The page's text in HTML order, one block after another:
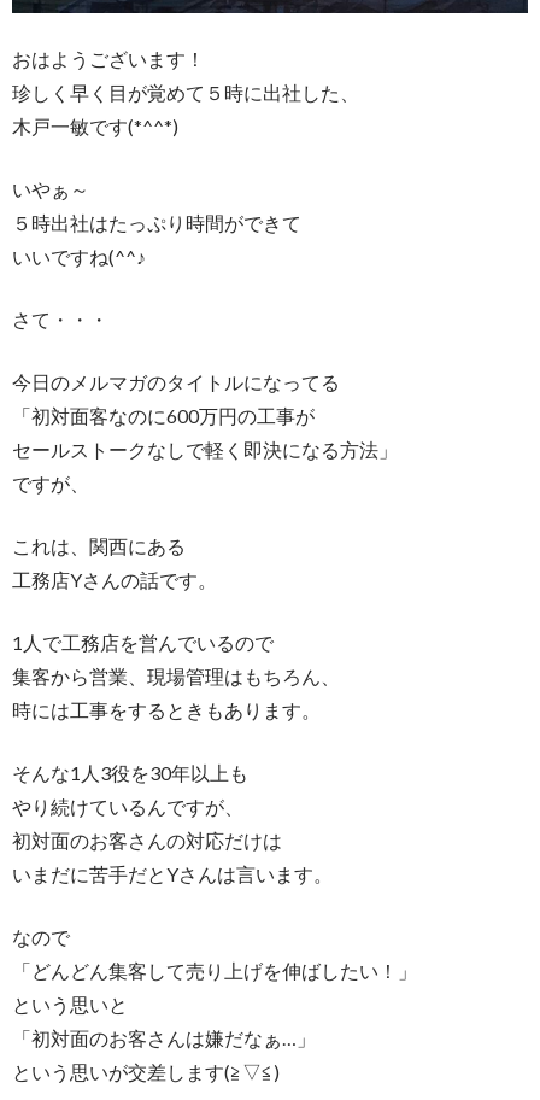
おはようございます！
珍しく早く目が覚めて５時に出社した、
木戸一敏です(*^^*)
いやぁ～
５時出社はたっぷり時間ができて
いいですね(^^♪
さて・・・
今日のメルマガのタイトルになってる
「初対面客なのに600万円の工事が
セールストークなしで軽く即決になる方法」
ですが、
これは、関西にある
工務店Yさんの話です。
1人で工務店を営んでいるので
集客から営業、現場管理はもちろん、
時には工事をするときもあります。
そんな1人3役を30年以上も
やり続けているんですが、
初対面のお客さんの対応だけは
いまだに苦手だとYさんは言います。
なので
「どんどん集客して売り上げを伸ばしたい！」
という思いと
「初対面のお客さんは嫌だなぁ…」
という思いが交差します(≧▽≦)